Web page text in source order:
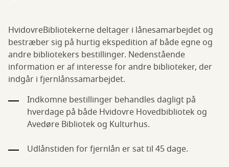
HvidovreBibliotekerne deltager i lånesamarbejdet og
bestræber sig på hurtig ekspedition af både egne og
andre bibliotekers bestillinger. Nedenstående
information er af interesse for andre biblioteker, der
indgår i fjernlånssamarbejdet.
Indkomne bestillinger behandles dagligt på
hverdage på både Hvidovre Hovedbibliotek og
Avedøre Bibliotek og Kulturhus.
Udlånstiden for fjernlån er sat til 45 dage.